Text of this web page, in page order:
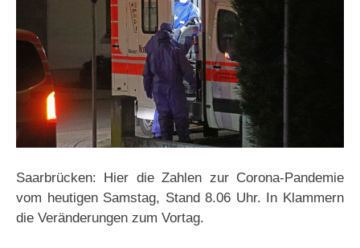
Saarbrücken: Hier die Zahlen zur Corona-Pandemie
vom heutigen Samstag, Stand 8.06 Uhr. In Klammern
die Veränderungen zum Vortag.